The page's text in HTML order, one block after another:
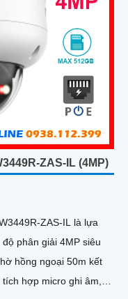
ZAS-IL (4MP)
ZAS-IL là lựa
phân giải 4MP siêu
hồng ngoại 50m kết